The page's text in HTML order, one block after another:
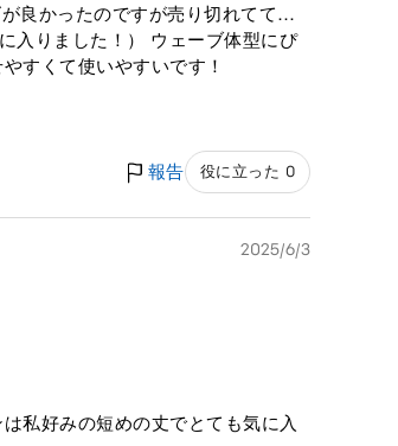
良かったのですが売り切れてて…
入りました！） ウェーブ体型にぴ
すくて使いやすいです！
報告 役に立った 0
2025/6/3
私好みの短めの丈でとても気に入